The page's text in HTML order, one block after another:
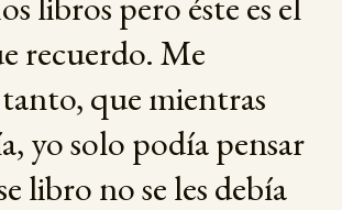
recuerdo. Me
que mientras
yo solo podía pensar
libro no se les debía